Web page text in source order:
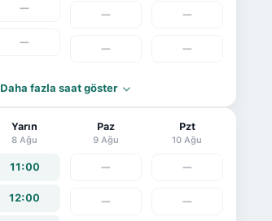
—
—
—
—
—
—
Daha fazla saat göster
Yarın
8 Ağu
11:00
12:00
Paz
9 Ağu
—
—
Pzt
10 Ağu
—
—